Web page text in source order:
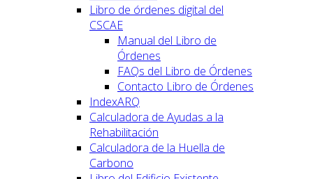
Libro de órdenes digital del
CSCAE
Manual del Libro de
Órdenes
FAQs del Libro de Órdenes
Contacto Libro de Órdenes
IndexARQ
Calculadora de Ayudas a la
Rehabilitación
Calculadora de la Huella de
Carbono